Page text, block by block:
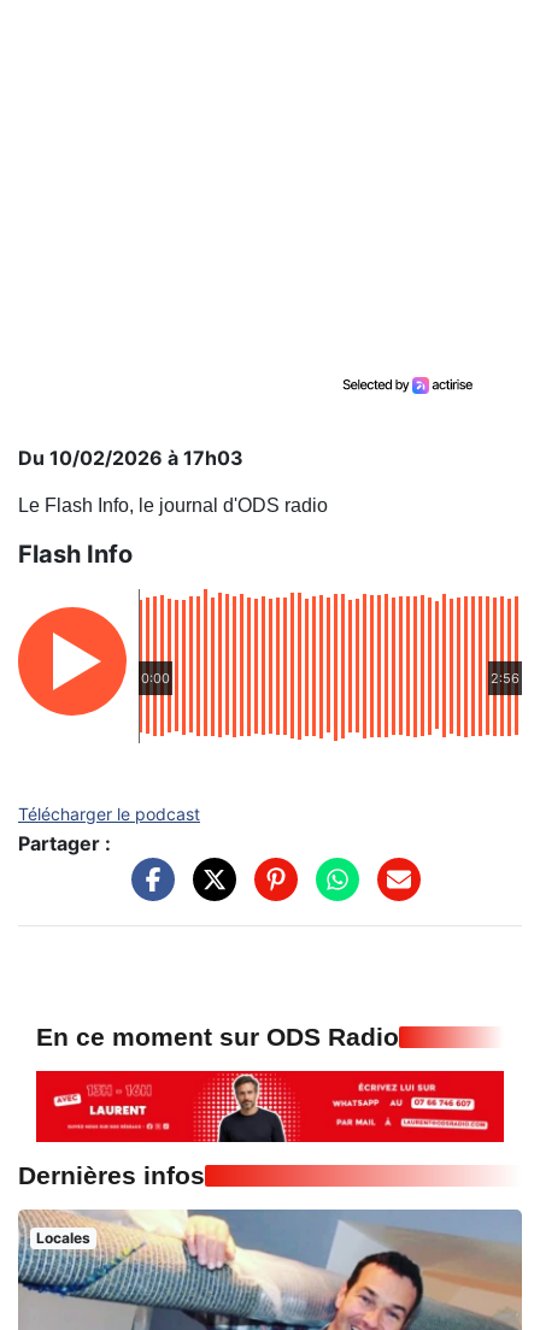
Du 10/02/2026 à 17h03
Le Flash Info, le journal d'ODS radio
Flash Info
0:00 2:56
Télécharger le podcast
Partager :
En ce moment sur ODS Radio
Dernières infos
Locales